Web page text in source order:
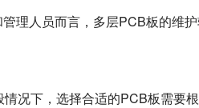
理人员而言，多层PCB板的维护
况下，选择合适的PCB板需要